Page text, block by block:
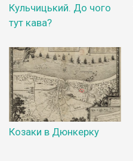
Кульчицький. До чого
тут кава?
Козаки в Дюнкерку